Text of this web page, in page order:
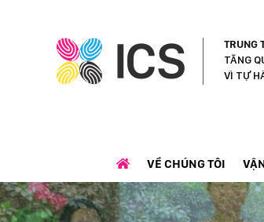
TRUNG
TĂNG
VÌ TỰ
VỀ CHÚNG TÔI